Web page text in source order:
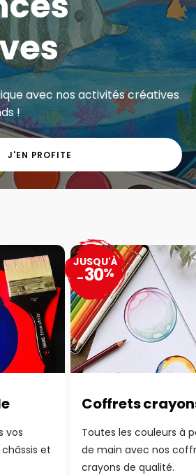
avec nos activités créatives
!
J'EN PROFITE
vos
et
Coffrets
Toutes les couleurs à
de main avec nos
crayons de qualité.
JUSQU'À
-30%